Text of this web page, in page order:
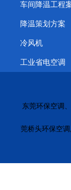
车间降温工程
降温策划方案
冷风机
工业省电空调
东莞环保空调
莞桥头环保空